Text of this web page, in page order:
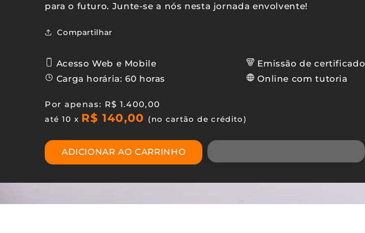
para o futuro. Junte-se a nós nesta jornada envolvente!
Compartilhar
Acesso Web e Mobile
Carga horária: 60 horas
Emissão de certificado
Online com tutoria
Preço
normal
Por apenas: R$ 1.400,00
até 10 x R$ 140,00 (no cartão de crédito)
ADICIONAR AO CARRINHO